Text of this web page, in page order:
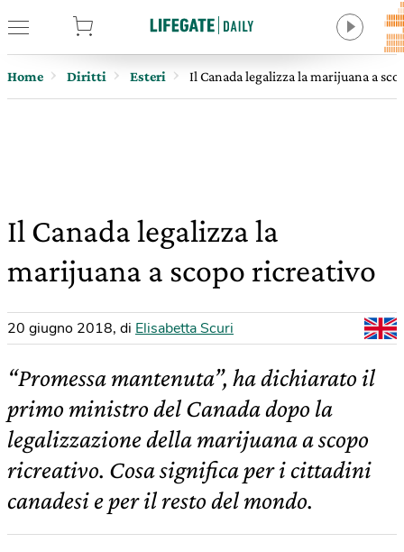
Home Diritti Esteri Il Canada legalizza la marijuana a
Il Canada legalizza la
marijuana a scopo ricreativo
20 giugno 2018, di Elisabetta Scuri
“Promessa mantenuta”, ha dichiarato il
primo ministro del Canada dopo la
legalizzazione della marijuana a scopo
ricreativo. Cosa significa per i cittadini
canadesi e per il resto del mondo.